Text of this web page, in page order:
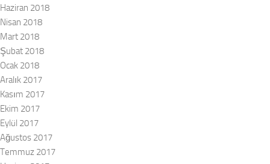
Haziran 2018
Nisan 2018
Mart 2018
Şubat 2018
Ocak 2018
Aralık 2017
Kasım 2017
Ekim 2017
Eylül 2017
Ağustos 2017
Temmuz 2017